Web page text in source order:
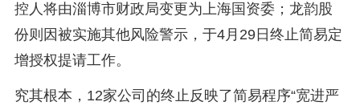
控人将由淄博市财政局变更为上海国资委；龙韵股
份则因被实施其他风险警示，于4月29日终止简易定
增授权提请工作。
究其根本，12家公司的终止反映了简易程序“宽进严